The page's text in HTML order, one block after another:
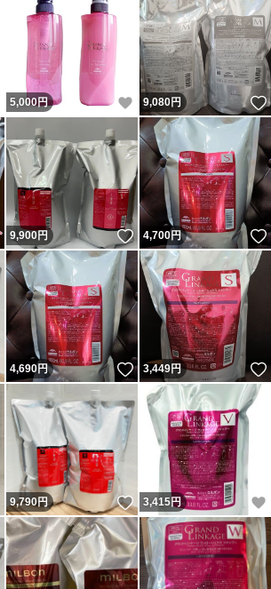
いいね！
5,000円 いいね！
9,080円
いいね！
9,900円 いいね！
4,700円
いいね！
4,690円 いいね！
3,449円
いいね！
9,790円 いいね！
3,415円